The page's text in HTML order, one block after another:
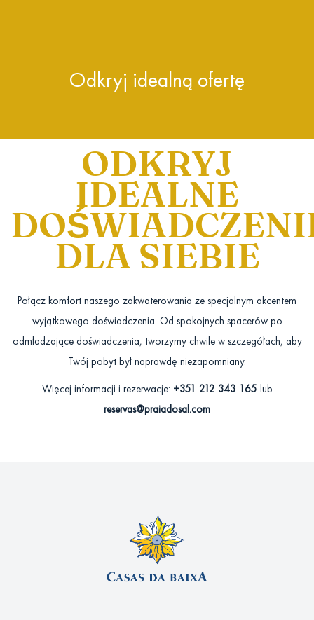
Odkryj idealną ofertę
ODKRYJ
IDEALNE
DLA SIEBIE
Połącz komfort naszego zakwaterowania ze specjalnym akcentem
wyjątkowego doświadczenia. Od spokojnych spacerów po
odmładzające doświadczenia, tworzymy chwile w szczegółach, aby
Twój pobyt był naprawdę niezapomniany.
Więcej informacji i rezerwacje: +351 212 343 165 lub
reservas@praiadosal.com